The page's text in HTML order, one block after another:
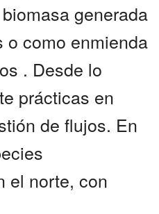
generada
o como enmienda
. Desde lo
prácticas en
de flujos. En
el norte, con